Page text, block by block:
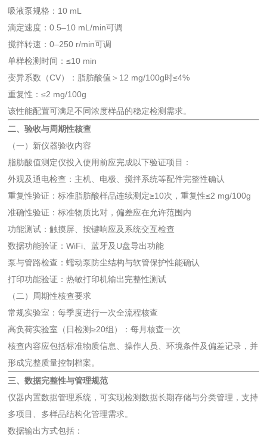
吸液泵规格：10 mL
滴定速度：0.5–10 mL/min可调
搅拌转速：0–250 r/min可调
单样检测时间：≤10 min
变异系数（CV）：脂肪酸值＞12 mg/100g时≤4%
重复性：≤2 mg/100g
该性能配置可满足不同浓度样品的稳定检测需求。
二、验收与周期性核查
（一）新仪器验收内容
脂肪酸值测定仪投入使用前应完成以下验证项目：
外观及通电检查：主机、电极、搅拌系统等配件完整性确认
重复性验证：标准脂肪酸样品连续测定≥10次，重复性≤2 mg/100g
准确性验证：标准物质比对，偏差应在允许范围内
功能测试：触摸屏、按键响应及系统交互检查
数据功能验证：WiFi、蓝牙及U盘导出功能
泵与管路检查：蠕动泵防尘结构与软管保护性能确认
打印功能验证：热敏打印机输出完整性测试
（二）周期性核查要求
常规实验室：每季度进行一次全流程核查
高负荷实验室（日检测≥20组）：每月核查一次
核查内容应包括标准物质信息、操作人员、环境条件及偏差记录，并
形成完整质量控制档案。
三、数据完整性与管理规范
仪器内置数据管理系统，可实现检测数据长期存储与分类管理，支持
多项目、多样品结构化管理需求。
数据输出方式包括：